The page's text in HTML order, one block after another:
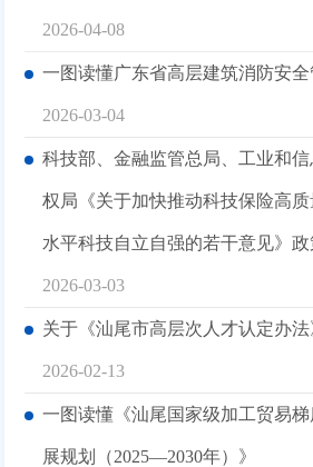
2026-04-08
一图读懂广东省高层建筑消防安
2026-03-04
科技部、金融监管总局、工业和
权局《关于加快推动科技保险高
水平科技自立自强的若干意见》
2026-03-03
关于《汕尾市高层次人才认定办
2026-02-13
一图读懂《汕尾国家级加工贸易
展规划（2025—2030年）》